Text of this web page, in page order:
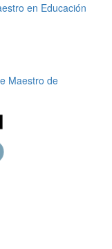
en Educación
Maestro de